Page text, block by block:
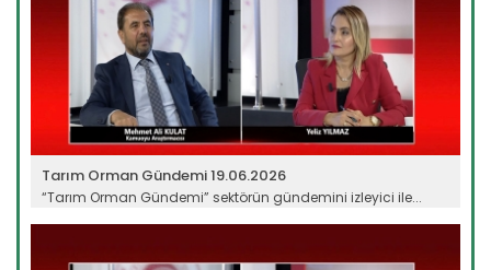
Tarım Orman Gündemi 19.06.2026
“Tarım Orman Gündemi” sektörün gündemini izleyici ile...
Devamını Oku ->